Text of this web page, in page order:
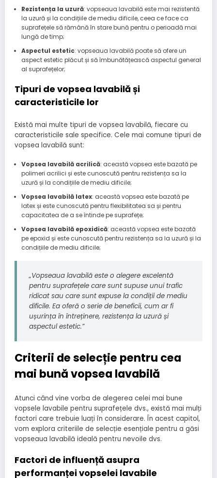
Rezistența la uzură: vopseaua lavabilă este mai rezistentă
la uzură și la condițiile de mediu dificile, ceea ce face ca
suprafețele să rămână în stare bună pentru o perioadă mai
lungă de timp;
Aspectul estetic: vopseaua lavabilă poate să ofere un
aspect estetic plăcut și să îmbunătățească aspectul general
al suprafețelor;
Tipuri de vopsea lavabilă și
caracteristicile lor
Există mai multe tipuri de vopsea lavabilă, fiecare cu
caracteristicile sale specifice. Cele mai comune tipuri de
vopsea lavabilă sunt:
Vopsea lavabilă acrilică: această vopsea este bazată pe
polimeri acrilici și este cunoscută pentru rezistența sa la
uzură și la condițiile de mediu dificile;
Vopsea lavabilă latex: această vopsea este bazată pe
latex și este cunoscută pentru flexibilitatea sa și pentru
capacitatea de a se întinde pe suprafețe;
Vopsea lavabilă epoxidică: această vopsea este bazată
pe epoxid și este cunoscută pentru rezistența sa la uzură și la
condițiile de mediu dificile;
„Vopseaua lavabilă este o alegere excelentă
pentru suprafețele care sunt supuse unui trafic
ridicat sau care sunt expuse la condiții de mediu
dificile. Ea oferă o serie de beneficii, cum ar fi
ușurința în întreținere, rezistența la uzură și
aspectul estetic.”
Criterii de selecție pentru cea
mai bună vopsea lavabilă
Atunci când vine vorba de alegerea celei mai bune
vopsele lavabile pentru suprafețele dvs., există mai mulți
factori care trebuie luați în considerare. În acest capitol,
vom explora criteriile de selecție esențiale pentru a găsi
vopseaua lavabilă ideală pentru nevoile dvs.
Factori de influență asupra
performanței vopselei lavabile